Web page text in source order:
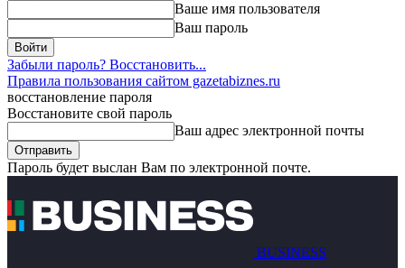
Ваше имя пользователя
Ваш пароль
Забыли пароль? Восстановить...
Правила пользования сайтом gazetabiznes.ru
восстановление пароля
Восстановите свой пароль
Ваш адрес электронной почты
Пароль будет выслан Вам по электронной почте.
BUSINESS